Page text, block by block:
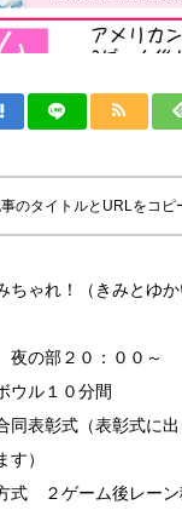
事のタイトルとURLをコピ
ちゃれ！（きみとゆ
の部２０：００～
ウル１０分間
同表彰式（表彰式に出
）
式 ２ゲーム後レーン